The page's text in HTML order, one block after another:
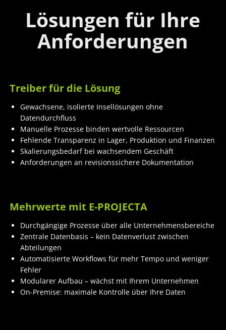
Lösungen für Ihre
Anforderungen
Treiber für die Lösung
Gewachsene, isolierte Insellösungen ohne
Datendurchfluss
Manuelle Prozesse binden wertvolle Ressourcen
Fehlende Transparenz in Lager, Produktion und Finanzen
Skalierungsbedarf bei wachsendem Geschäft
Anforderungen an revisionssichere Dokumentation
Mehrwerte mit E-PROJECTA
Durchgängige Prozesse über alle Unternehmensbereiche
Zentrale Datenbasis – kein Datenverlust zwischen
Abteilungen
Automatisierte Workflows für mehr Tempo und weniger
Fehler
Modularer Aufbau – wächst mit Ihrem Unternehmen
On-Premise: maximale Kontrolle über Ihre Daten